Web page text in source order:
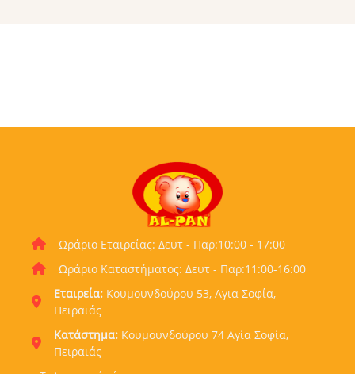
Ωράριο Εταιρείας: Δευτ - Παρ:10:00 - 17:00
Ωράριο Καταστήματος: Δευτ - Παρ:11:00-16:00
Εταιρεία: Κουμουνδούρου 53, Αγια Σοφία,
Πειραιάς
Κατάστημα: Κουμουνδούρου 74 Αγία Σοφία,
Πειραιάς